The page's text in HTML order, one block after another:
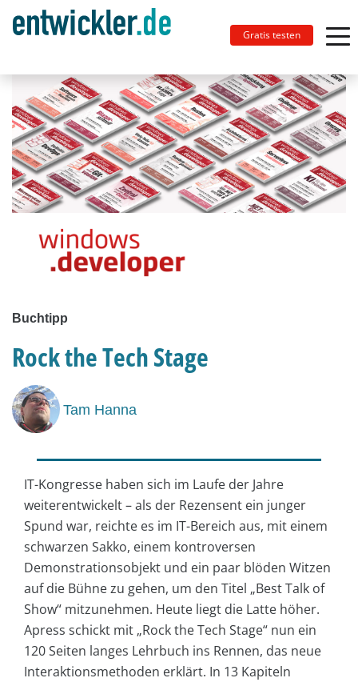
Gratis testen
Buchtipp
Rock the Tech Stage
Tam Hanna
IT-Kongresse haben sich im Laufe der Jahre
weiterentwickelt – als der Rezensent ein junger
Spund war, reichte es im IT-Bereich aus, mit einem
schwarzen Sakko, einem kontroversen
Demonstrationsobjekt und ein paar blöden Witzen
auf die Bühne zu gehen, um den Titel „Best Talk of
Show“ mitzunehmen. Heute liegt die Latte höher.
Apress schickt mit „Rock the Tech Stage“ nun ein
120 Seiten langes Lehrbuch ins Rennen, das neue
Interaktionsmethoden erklärt. In 13 Kapiteln